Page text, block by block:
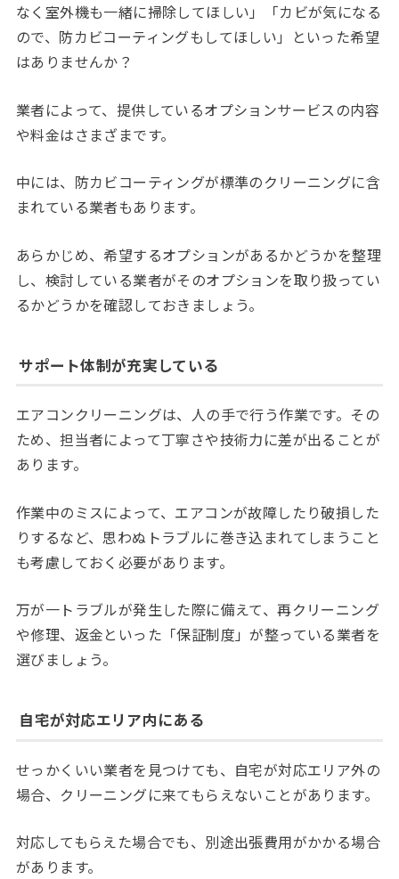
なく室外機も一緒に掃除してほしい」「カビが気になる
ので、防カビコーティングもしてほしい」といった希望
はありませんか？
業者によって、提供しているオプションサービスの内容
や料金はさまざまです。
中には、防カビコーティングが標準のクリーニングに含
まれている業者もあります。
あらかじめ、希望するオプションがあるかどうかを整理
し、検討している業者がそのオプションを取り扱ってい
るかどうかを確認しておきましょう。
サポート体制が充実している
エアコンクリーニングは、人の手で行う作業です。その
ため、担当者によって丁寧さや技術力に差が出ることが
あります。
作業中のミスによって、エアコンが故障したり破損した
りするなど、思わぬトラブルに巻き込まれてしまうこと
も考慮しておく必要があります。
万が一トラブルが発生した際に備えて、再クリーニング
や修理、返金といった「保証制度」が整っている業者を
選びましょう。
自宅が対応エリア内にある
せっかくいい業者を見つけても、自宅が対応エリア外の
場合、クリーニングに来てもらえないことがあります。
対応してもらえた場合でも、別途出張費用がかかる場合
があります。